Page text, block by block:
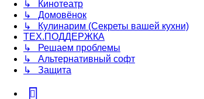
↳ Кинотеатр
↳ Домовёнок
↳ Кулинарим (Секреты вашей кухни)
ТЕХ.ПОДДЕРЖКА
↳ Решаем проблемы
↳ Альтернативный софт
↳ Защита
vk